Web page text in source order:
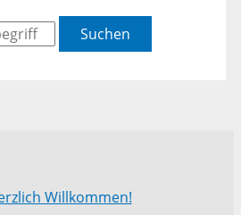
Suchen
Willkommen!